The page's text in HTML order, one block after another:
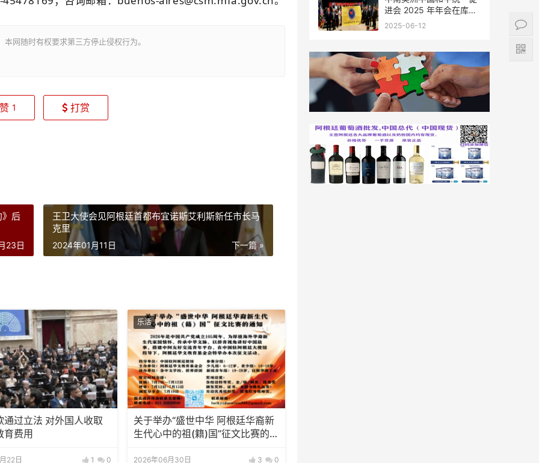
网随时有权要求第三方停止侵权行为。
1 打赏
》后
23日
王卫大使会见阿根廷首都布宜诺斯艾利斯新任市长马
克里
下一篇 »
2024年01月11日
通过立法 对外国人收取
育费用
22日 1 0
乐活
关于举办“盛世中华 阿根廷华裔新
生代心中的祖(籍)国”征文比赛的通
2026年06月30日 3 0
进会 2025 年年会在库拉
索圆满举行，共绘反“独”
2025-06-12